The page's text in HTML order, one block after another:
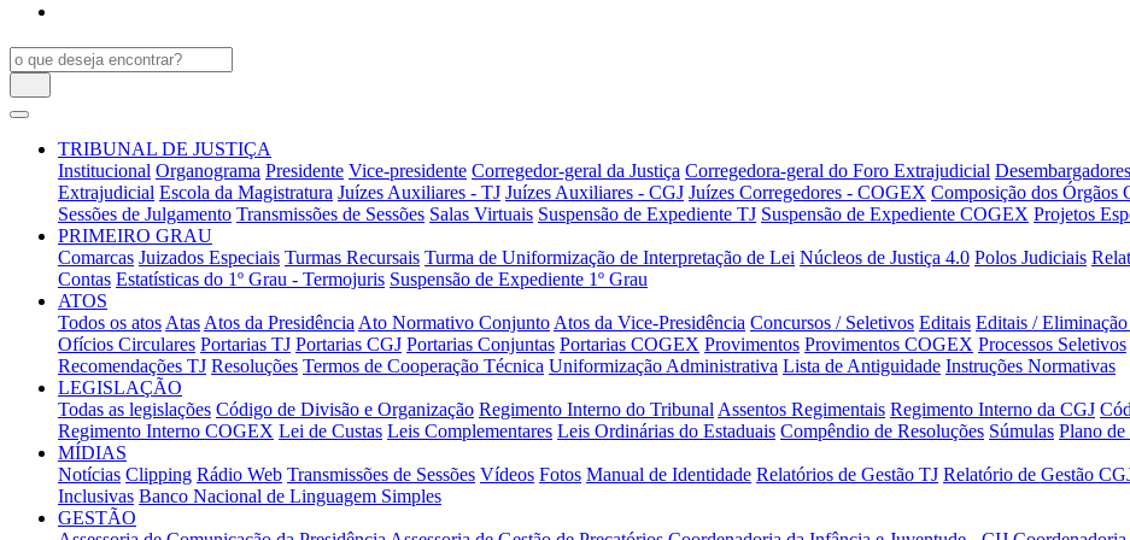
TRIBUNAL DE JUSTIÇA
Institucional Organograma Presidente Vice-presidente Corregedor-geral da Justiça Corregedora-geral do Foro Extrajudicial Desembargadores
Extrajudicial Escola da Magistratura Juízes Auxiliares - TJ Juízes Auxiliares - CGJ Juízes Corregedores - COGEX Composição dos Órgãos
Sessões de Julgamento Transmissões de Sessões Salas Virtuais Suspensão de Expediente TJ Suspensão de Expediente COGEX Projetos
PRIMEIRO GRAU
Comarcas Juizados Especiais Turmas Recursais Turma de Uniformização de Interpretação de Lei Núcleos de Justiça 4.0 Polos Judiciais
Contas Estatísticas do 1º Grau - Termojuris Suspensão de Expediente 1º Grau
ATOS
Todos os atos Atas Atos da Presidência Ato Normativo Conjunto Atos da Vice-Presidência Concursos / Seletivos Editais Editais /
Ofícios Circulares Portarias TJ Portarias CGJ Portarias Conjuntas Portarias COGEX Provimentos Provimentos COGEX Processos Seletivos
Recomendações TJ Resoluções Termos de Cooperação Técnica Uniformização Administrativa Lista de Antiguidade Instruções Normativas
LEGISLAÇÃO
Todas as legislações Código de Divisão e Organização Regimento Interno do Tribunal Assentos Regimentais Regimento Interno da CGJ
Regimento Interno COGEX Lei de Custas Leis Complementares Leis Ordinárias do Estaduais Compêndio de Resoluções Súmulas Plano de
MÍDIAS
Notícias Clipping Rádio Web Transmissões de Sessões Vídeos Fotos Manual de Identidade Relatórios de Gestão TJ Relatório de Gestão
Inclusivas Banco Nacional de Linguagem Simples
GESTÃO